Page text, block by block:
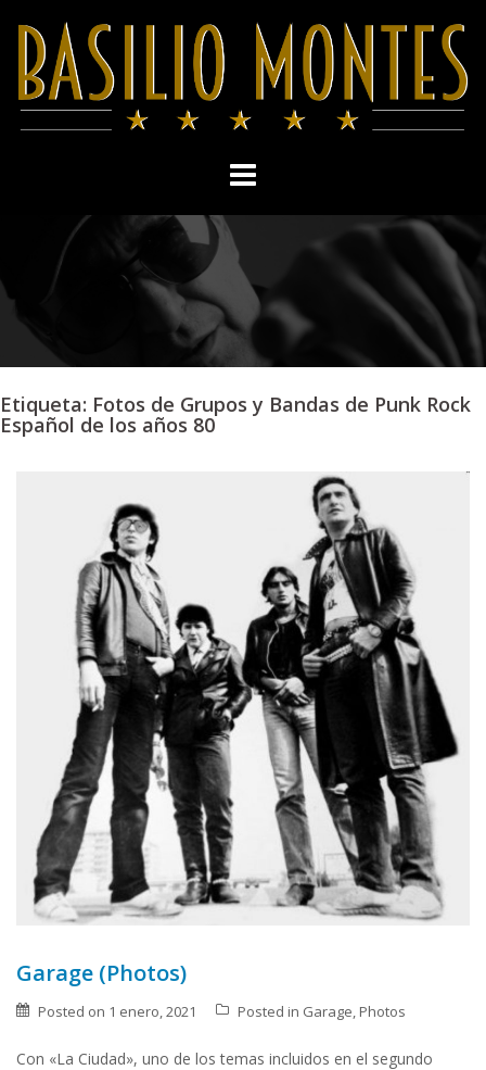
content
Etiqueta: Fotos de Grupos y Bandas de Punk Rock
Español de los años 80
Garage (Photos)
Posted on 1 enero, 2021 Posted in Garage, Photos
Con «La Ciudad», uno de los temas incluidos en el segundo